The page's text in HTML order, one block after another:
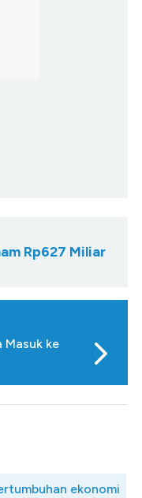
Rp627 Miliar
Masuk ke
ekonomi